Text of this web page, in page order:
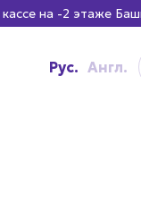
Башни
Рус. Англ.